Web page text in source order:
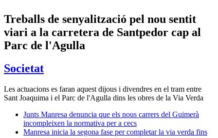
Treballs de senyalització pel nou sentit
viari a la carretera de Santpedor cap al
Parc de l'Agulla
Societat
Les actuacions es faran aquest dijous i divendres en el tram entre
Sant Joaquima i el Parc de l'Agulla dins les obres de la Via Verda
Junts Manresa denuncia que els nous carrers del Guimerà
incompleixen la normativa per a cecs
Manresa inicia la segona fase per completar la via verda fins